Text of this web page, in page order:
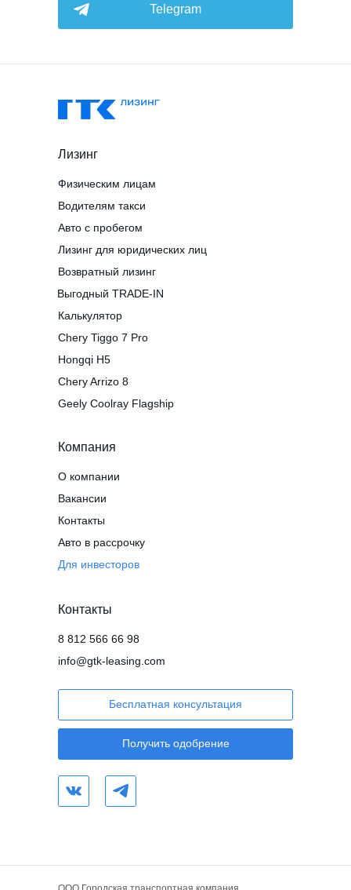
Telegram
Компания
О компании
Вакансии
Контакты
Для инвесторов
Контакты
info@gtk-leasing.com
Бесплатная консультация
Лизинг
Водителям такси
Физическим лицам
Получить одобрение
Авто с пробегом
Авто в рассрочку
Geely Coolray Flagship
Лизинг для юридических лиц
Калькулятор
Chery Tiggo 7 Pro
Chery Arrizo 8
Hongqi H5
8 812 566 66 98
Возвратный лизинг
Выгодный TRADE-IN